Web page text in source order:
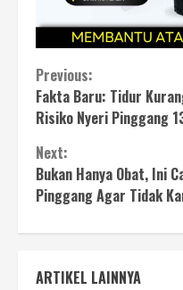
Continue
Reading
Previous:
Fakta Baru: Tidur
Risiko Nyeri Pinggang
Next:
Bukan Hanya Obat, Ini
Pinggang Agar Tidak
ARTIKEL LAINNYA